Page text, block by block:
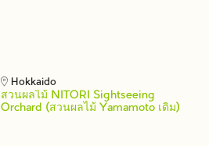
Hokkaido
สวนผลไม้ NITORI Sightseeing
Orchard (สวนผลไม้ Yamamoto เดิม)